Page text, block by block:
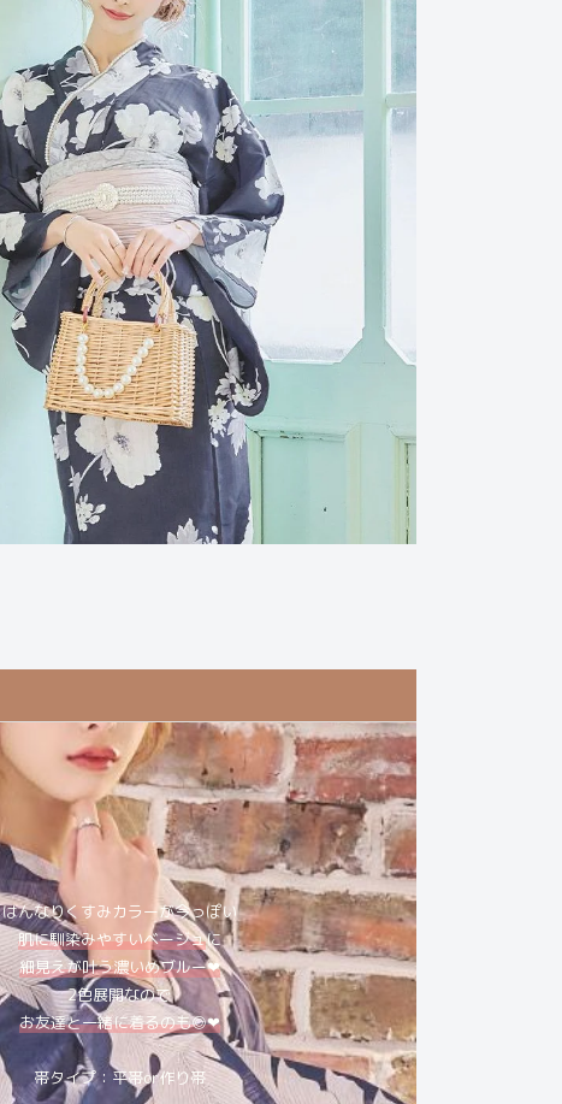
はんなりくすみカラーが今っぽい
肌に馴染みやすいベージュに
細見えが叶う濃いめブルー❤︎
2色展開なので
お友達と一緒に着るのも◎❤︎
帯タイプ：平帯or作り帯